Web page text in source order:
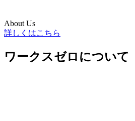
About Us
詳しくはこちら
ワークスゼロについて